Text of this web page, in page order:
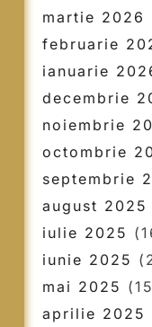
martie 2026
februarie
ianuarie
decembrie
noiembrie
octombrie
septembrie
august 2025
iulie 2025
iunie 2025
mai 2025
aprilie 2025